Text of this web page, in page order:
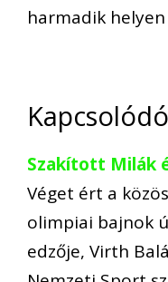
harmadik
Szakított Milák
Véget ért a
olimpiai bajnok
edzője, Virth